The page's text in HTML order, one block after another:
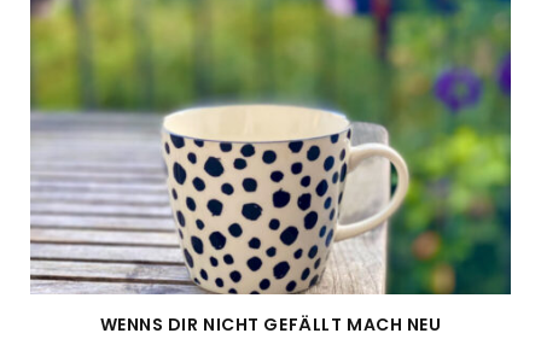
WENNS DIR NICHT GEFÄLLT MACH NEU